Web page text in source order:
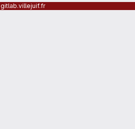
gitlab.villejuif.fr